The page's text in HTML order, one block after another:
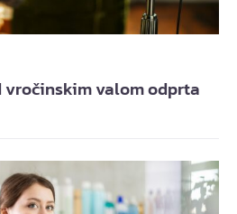
vročinskim valom odprta